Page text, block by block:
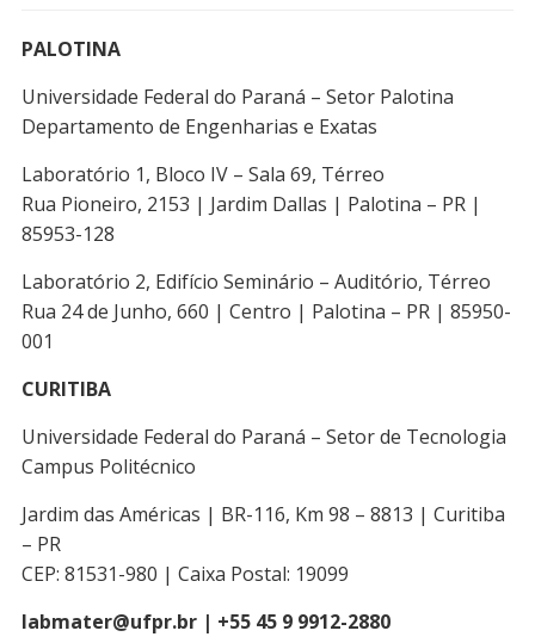
PALOTINA
Universidade Federal do Paraná – Setor Palotina
Departamento de Engenharias e Exatas
Laboratório 1, Bloco IV – Sala 69, Térreo
Rua Pioneiro, 2153 | Jardim Dallas | Palotina – PR |
85953-128
Laboratório 2, Edifício Seminário – Auditório, Térreo
Rua 24 de Junho, 660 | Centro | Palotina – PR | 85950-
001
CURITIBA
Universidade Federal do Paraná – Setor de Tecnologia
Campus Politécnico
Jardim das Américas | BR-116, Km 98 – 8813 | Curitiba
– PR
CEP: 81531-980 | Caixa Postal: 19099
labmater@ufpr.br | +55 45 9 9912-2880